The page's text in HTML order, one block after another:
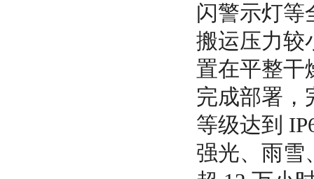
闪警示灯等
搬运压力较
置在平整干
完成部署，
等级达到
强光、雨雪